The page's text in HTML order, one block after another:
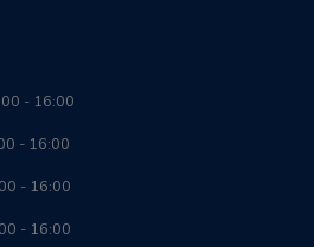
- 16:00
- 16:00
- 16:00
- 16:00